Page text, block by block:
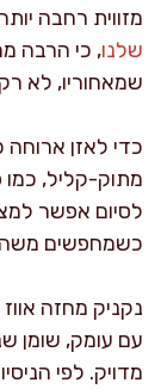
מזווית רחבה
שלנו, כי הרבה
שמאחוריו, לא
כדי לאזן
מתוק-קליל, כמו
לסיום אפשר
כשמחפשים
נקניק מחזה
עם עומק, שומן
מדויק. לפי